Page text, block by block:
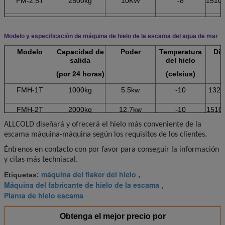
FM-5T 5000kg 17.5kw -8
8000kg -8
10000kg -8
FM-20T 20000kg 56kw -8
FM-30T 30000kg
FM-50T 50000kg 110kw
Modelo y especificación de máquina de hielo de la escama del agua de mar
Modelo
Capacidad de
salida
(por 24 horas)
Poder
Temperatura
del hielo
(celsius)
FMH-1T 1000kg 5.5kw -10
FMH-2T 2000kg 12.7kw -10
FMH-3T 3000kg 20.5kw -10
FMH-5T 5000kg 28kw -10
ALLCOLD diseñará y ofrecerá el hielo más conveniente de la
escama máquina-máquina según los requisitos de los clientes.
Éntrenos en contacto con por favor para conseguir la información
y citas más techniacal.
Etiquetas: máquina del flaker del hielo ,
Máquina del fabricante de hielo de la escama ,
Planta de hielo escama
Obtenga el mejor precio por